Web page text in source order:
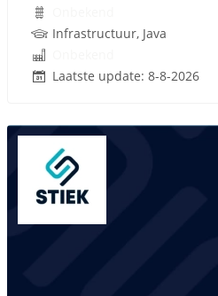
Infrastructuur, Java
Laatste update: 8-8-2026